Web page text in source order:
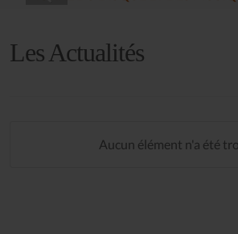
Les Actualités
Aucun élément n'a été